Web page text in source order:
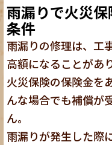
雨漏りで火災
条件
雨漏りの修理は、工
高額になることがあり
火災保険の保険金を
んな場合でも補償が
ん。
雨漏りが発生した際